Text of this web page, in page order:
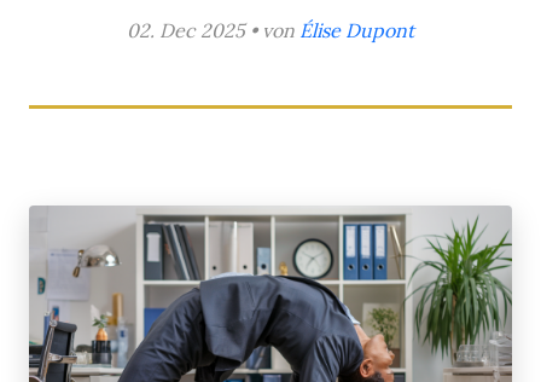
02. Dec 2025 • von Élise Dupont